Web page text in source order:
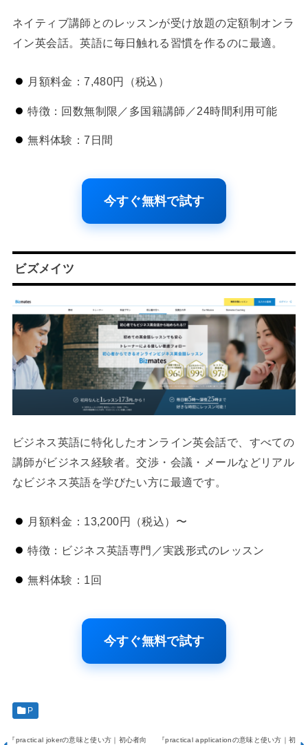
ネイティブ講師とのレッスンが受け放題の定額制オンラ
イン英会話。英語に毎日触れる習慣を作るのに最適。
月額料金：7,480円（税込）
特徴：回数無制限／多国籍講師／24時間利用可能
無料体験：7日間
今すぐ無料で試す
ビズメイツ
ビジネス英語に特化したオンライン英会話で、すべての
講師がビジネス経験者。交渉・会議・メールなどリアル
なビジネス英語を学びたい方に最適です。
月額料金：13,200円（税込）〜
特徴：ビジネス英語専門／実践形式のレッスン
無料体験：1回
今すぐ無料で試す
P
『practical jokerの意味と使い方｜初心者向
『practical applicationの意味と使い方｜初